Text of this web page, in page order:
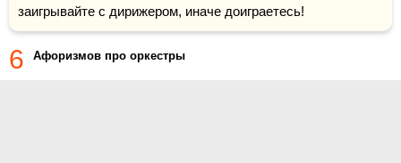
заигрывайте с дирижером, иначе доиграетесь!
6 Афоризмов про оркестры